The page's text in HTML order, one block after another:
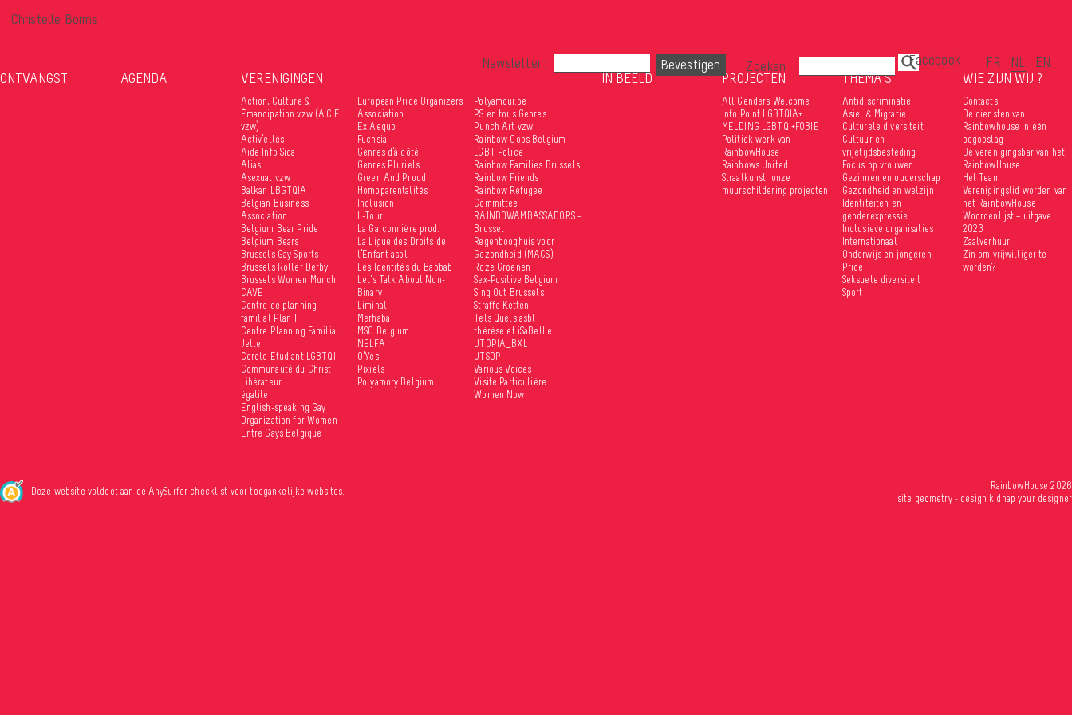
Christelle Borms
Newsletter : Zoeken :
Facebook
ONTVANGST
AGENDA VERENIGINGEN
Action, Culture &
Émancipation vzw (A.C.E.
vzw)
Activ’elles
Aide Info Sida
Alias
Asexual vzw
Balkan LBGTQIA
Belgian Business
Association
Belgium Bear Pride
Belgium Bears
Brussels Gay Sports
Brussels Roller Derby
Brussels Women Munch
CAVE
Centre de planning
familial Plan F
Centre Planning Familial
Jette
Cercle Etudiant LGBTQI
Communauté du Christ
Libérateur
égalité
English-speaking Gay
Organization for Women
Entre Gays Belgique
European Pride Organizers
Association
Ex Aequo
Fuchsia
Genres d’à côté
Genres Pluriels
Green And Proud
Homoparentalités
Inqlusion
L-Tour
La Garçonnière prod.
La Ligue des Droits de
l’Enfant asbl
Les Identités du Baobab
Let’s Talk About Non-
Binary
Liminal
Merhaba
MSC Belgium
NELFA
O’Yes
Pixiels
Polyamory Belgium
Polyamour.be
PS en tous Genres
Punch Art vzw
Rainbow Cops Belgium
LGBT Police
Rainbow Families Brussels
Rainbow Friends
Rainbow Refugee
Committee
RAINBOWAMBASSADORS –
Brussel
Regenbooghuis voor
Gezondheid (MACS)
Roze Groenen
Sex-Positive Belgium
Sing Out Brussels
Straffe Ketten
Tels Quels asbl
thérèse et iSaBelLe
UTOPIA_BXL
UTSOPI
Various Voices
Visite Particulière
Women Now
IN BEELD PROJECTEN
All Genders Welcome
Info Point LGBTQIA+
MELDING LGBTQI+FOBIE
Politiek werk van
RainbowHouse
Rainbows United
Straatkunst: onze
muurschildering projecten
THEMA’S
Antidiscriminatie
Asiel & Migratie
Culturele diversiteit
Cultuur en
vrijetijdsbesteding
Focus op vrouwen
Gezinnen en ouderschap
Gezondheid en welzijn
Identiteiten en
genderexpressie
Inclusieve organisaties
Internationaal
Onderwijs en jongeren
Pride
Seksuele diversiteit
Sport
WIE ZIJN WIJ ?
Contacts
De diensten van
Rainbowhouse in één
oogopslag
De verenigingsbar van het
RainbowHouse
Het Team
Verenigingslid worden van
het RainbowHouse
Woordenlijst – uitgave
2023
Zaalverhuur
Zin om vrijwilliger te
worden?
Deze website voldoet aan de AnySurfer checklist voor toegankelijke websites.
RainbowHouse 2026
site geometry- design kidnap your designer